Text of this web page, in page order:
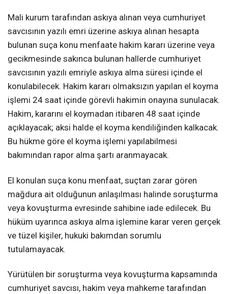
Mali kurum tarafından askıya alınan veya cumhuriyet
savcısının yazılı emri üzerine askıya alınan hesapta
bulunan suça konu menfaate hakim kararı üzerine veya
gecikmesinde sakınca bulunan hallerde cumhuriyet
savcısının yazılı emriyle askıya alma süresi içinde el
konulabilecek. Hakim kararı olmaksızın yapılan el koyma
işlemi 24 saat içinde görevli hakimin onayına sunulacak.
Hakim, kararını el koymadan itibaren 48 saat içinde
açıklayacak; aksi halde el koyma kendiliğinden kalkacak.
Bu hükme göre el koyma işlemi yapılabilmesi
bakımından rapor alma şartı aranmayacak.
El konulan suça konu menfaat, suçtan zarar gören
mağdura ait olduğunun anlaşılması halinde soruşturma
veya kovuşturma evresinde sahibine iade edilecek. Bu
hüküm uyarınca askıya alma işlemine karar veren gerçek
ve tüzel kişiler, hukuki bakımdan sorumlu
tutulamayacak.
Yürütülen bir soruşturma veya kovuşturma kapsamında
cumhuriyet savcısı, hakim veya mahkeme tarafından